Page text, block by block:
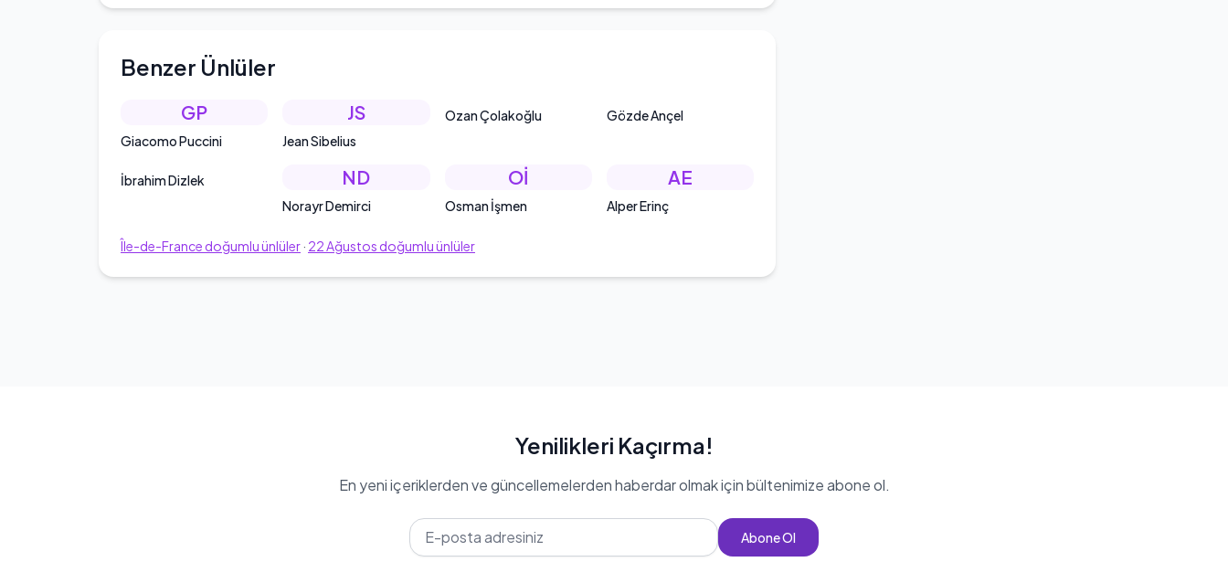
Benzer Ünlüler
GP
Giacomo Puccini
JS
Jean Sibelius
Ozan Çolakoğlu Gözde Ançel
İbrahim Dizlek ND
Norayr Demirci
Oİ
Osman İşmen
AE
Alper Erinç
Île-de-France doğumlu ünlüler· 22Ağustos doğumlu ünlüler
Yenilikleri Kaçırma!
En yeni içeriklerden ve güncellemelerden haberdar olmak için bültenimize abone ol.
Abone Ol